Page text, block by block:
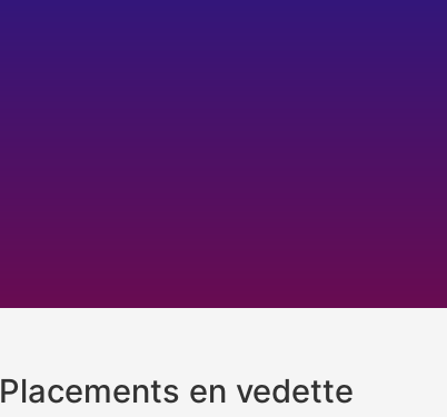
Placements en vedette